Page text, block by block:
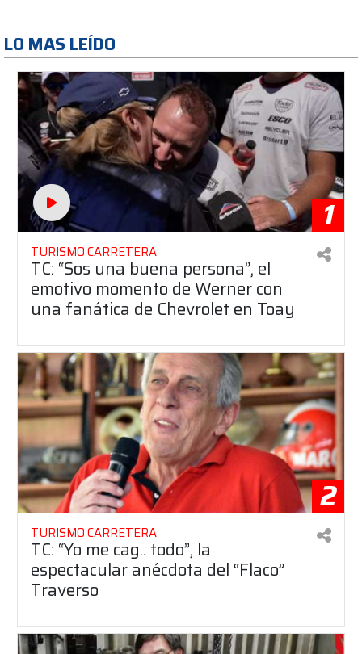
LO MAS LEÍDO
1
TURISMO CARRETERA
TC: “Sos una buena persona”, el
emotivo momento de Werner con
una fanática de Chevrolet en Toay
2
TURISMO CARRETERA
TC: “Yo me cag.. todo”, la
espectacular anécdota del “Flaco”
Traverso